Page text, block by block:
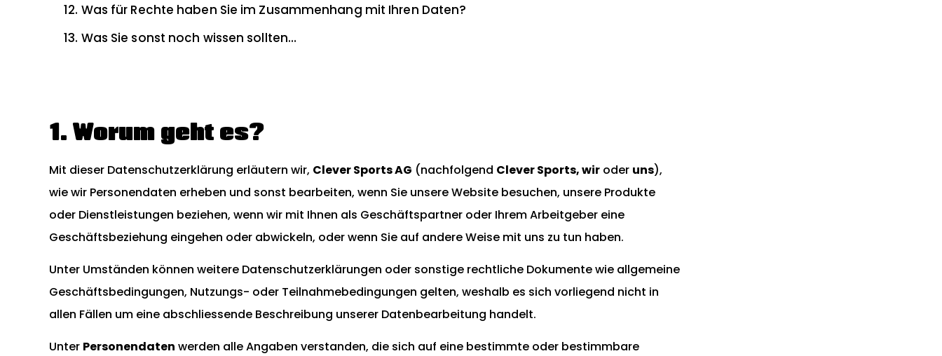
12. Was für Rechte haben Sie im Zusammenhang mit Ihren Daten?
13. Was Sie sonst noch wissen sollten…
1. Worum geht es?
Mit dieser Datenschutzerklärung erläutern wir, Clever Sports AG (nachfolgend Clever Sports, wir oder uns),
wie wir Personendaten erheben und sonst bearbeiten, wenn Sie unsere Website besuchen, unsere Produkte
oder Dienstleistungen beziehen, wenn wir mit Ihnen als Geschäftspartner oder Ihrem Arbeitgeber eine
Geschäftsbeziehung eingehen oder abwickeln, oder wenn Sie auf andere Weise mit uns zu tun haben.
Unter Umständen können weitere Datenschutzerklärungen oder sonstige rechtliche Dokumente wie allgemeine
Geschäftsbedingungen, Nutzungs- oder Teilnahmebedingungen gelten, weshalb es sich vorliegend nicht in
allen Fällen um eine abschliessende Beschreibung unserer Datenbearbeitung handelt.
Unter Personendaten werden alle Angaben verstanden, die sich auf eine bestimmte oder bestimmbare